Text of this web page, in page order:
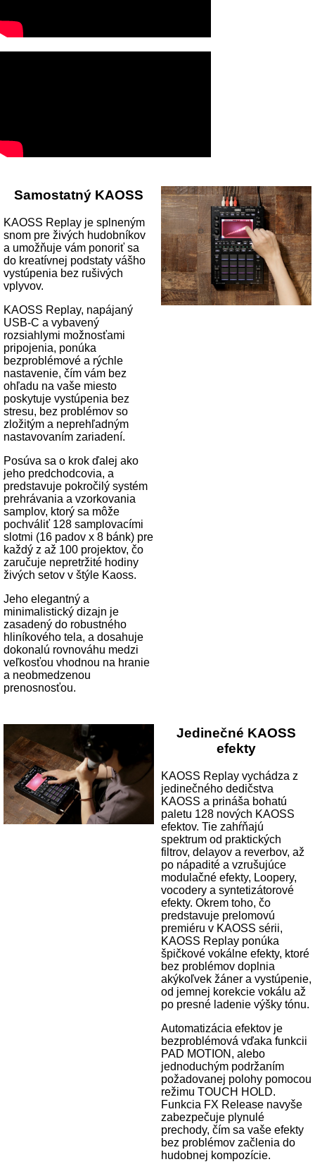
Samostatný KAOSS
KAOSS Replay je splneným
snom pre živých hudobníkov
a umožňuje vám ponoriť sa
do kreatívnej podstaty vášho
vystúpenia bez rušivých
vplyvov.
KAOSS Replay, napájaný
USB-C a vybavený
rozsiahlymi možnosťami
pripojenia, ponúka
bezproblémové a rýchle
nastavenie, čím vám bez
ohľadu na vaše miesto
poskytuje vystúpenia bez
stresu, bez problémov so
zložitým a neprehľadným
nastavovaním zariadení.
Posúva sa o krok ďalej ako
jeho predchodcovia, a
predstavuje pokročilý systém
prehrávania a vzorkovania
samplov, ktorý sa môže
pochváliť 128 samplovacími
slotmi (16 padov x 8 bánk) pre
každý z až 100 projektov, čo
zaručuje nepretržité hodiny
živých setov v štýle Kaoss.
Jeho elegantný a
minimalistický dizajn je
zasadený do robustného
hliníkového tela, a dosahuje
dokonalú rovnováhu medzi
veľkosťou vhodnou na hranie
a neobmedzenou
prenosnosťou.
Jedinečné KAOSS
efekty
KAOSS Replay vychádza z
jedinečného dedičstva
KAOSS a prináša bohatú
paletu 128 nových KAOSS
efektov. Tie zahŕňajú
spektrum od praktických
filtrov, delayov a reverbov, až
po nápadité a vzrušujúce
modulačné efekty, Loopery,
vocodery a syntetizátorové
efekty. Okrem toho, čo
predstavuje prelomovú
premiéru v KAOSS sérii,
KAOSS Replay ponúka
špičkové vokálne efekty, ktoré
bez problémov doplnia
akýkoľvek žáner a vystúpenie,
od jemnej korekcie vokálu až
po presné ladenie výšky tónu.
Automatizácia efektov je
bezproblémová vďaka funkcii
PAD MOTION, alebo
jednoduchým podržaním
požadovanej polohy pomocou
režimu TOUCH HOLD.
Funkcia FX Release navyše
zabezpečuje plynulé
prechody, čím sa vaše efekty
bez problémov začlenia do
hudobnej kompozície.